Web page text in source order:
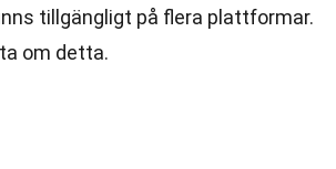
tillgängligt på flera plattformar.
om detta.